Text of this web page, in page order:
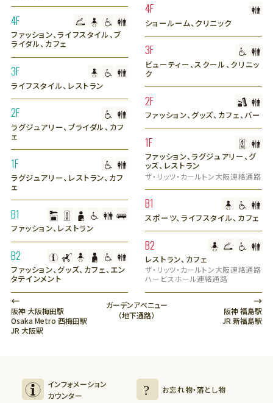
4F
ファッション、ライフスタイル、ブ
ライダル、カフェ
3F
ライフスタイル、レストラン
2F
ラグジュアリー、ブライダル、カフ
ェ
1F
ラグジュアリー、レストラン、カフ
ェ
B1
ファッション、レストラン
B2
ファッション、グッズ、カフェ、エン
タテインメント
ガーデンアべニュー
（地下通路）
4F
ショールーム、クリニック
3F
ビューティー、スクール、クリニッ
ク
2F
ファッション、グッズ、カフェ、バー
1F
ファッション、ラグジュアリー、グ
ッズ、レストラン
ザ・リッツ・カールトン大阪連絡通路
B1
スポーツ、ライフスタイル、カフェ
B2
レストラン、カフェ
ザ・リッツ・カールトン大阪連絡通路
ハービスホール連絡通路
←
阪神 大阪梅田駅
Osaka Metro 西梅田駅
JR 大阪駅
→
阪神 福島駅
JR 新福島駅
インフォメーション
カウンター
お忘れ物・落とし物